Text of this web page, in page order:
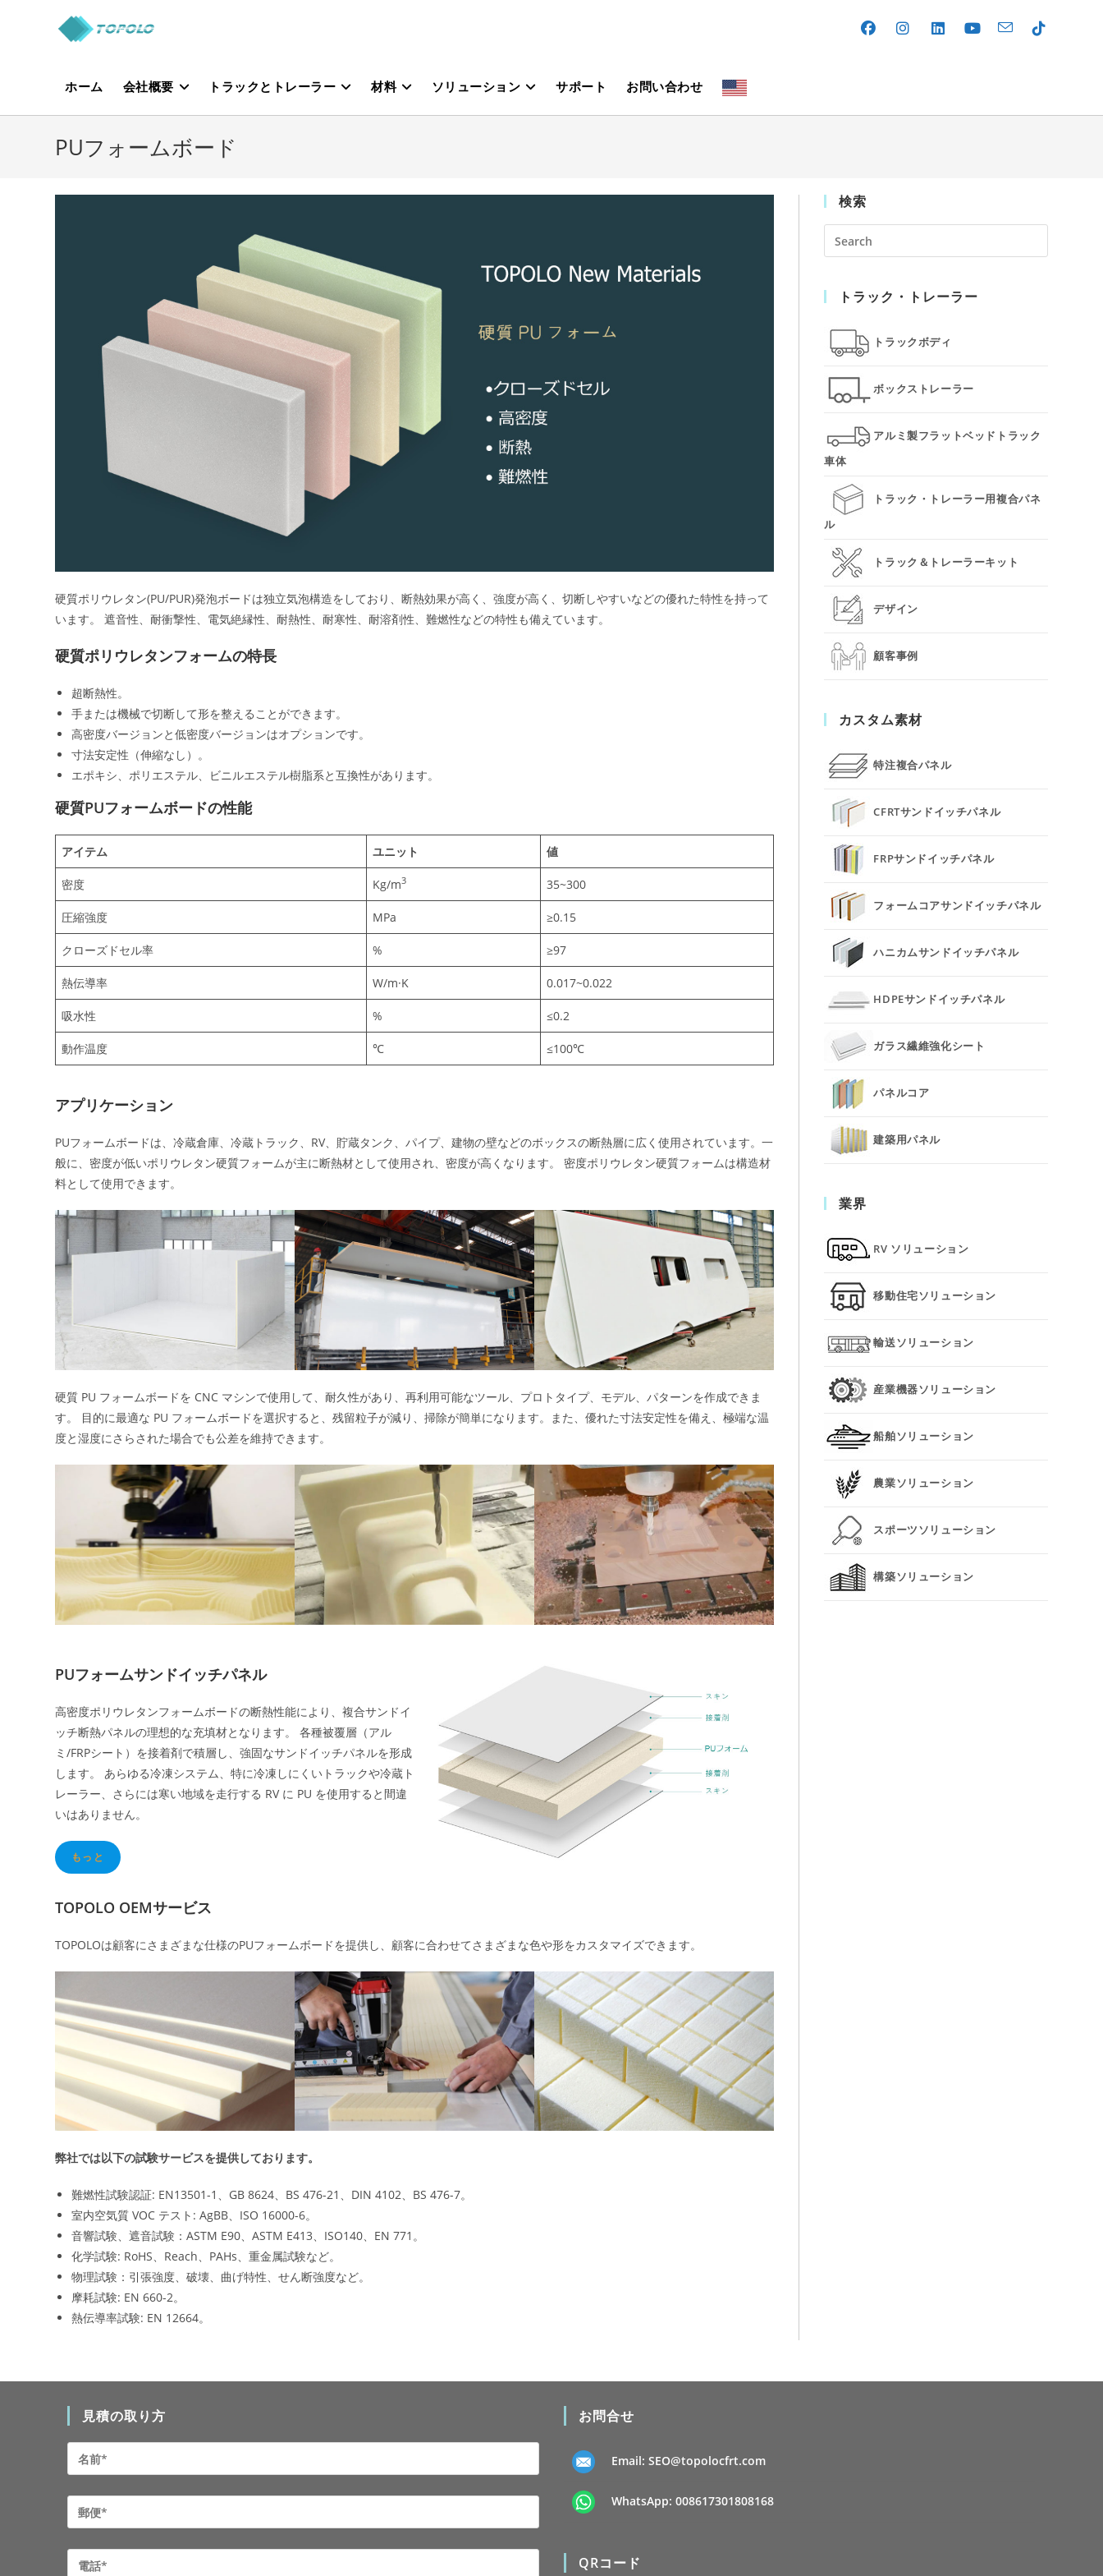
ホーム 会社概要 トラックとトレーラー 材料 ソリューション サポート お問い合わせ
PUフォームボード
硬質ポリウレタン(PU/PUR)発泡ボードは独立気泡構造をしており、断熱効果が高く、強度が高く、切断しやすいなどの優れた特性を持って
います。 遮音性、耐衝撃性、電気絶縁性、耐熱性、耐寒性、耐溶剤性、難燃性などの特性も備えています。
硬質ポリウレタンフォームの特長
超断熱性。
手または機械で切断して形を整えることができます。
高密度バージョンと低密度バージョンはオプションです。
寸法安定性（伸縮なし）。
エポキシ、ポリエステル、ビニルエステル樹脂系と互換性があります。
硬質PUフォームボードの性能
アイテム ユニット 値
密度 Kg/m3 35~300
圧縮強度 MPa ≥0.15
クローズドセル率 % ≥97
熱伝導率 W/m·K 0.017~0.022
吸水性 % ≤0.2
動作温度 ℃ ≤100℃
アプリケーション
PUフォームボードは、冷蔵倉庫、冷蔵トラック、RV、貯蔵タンク、パイプ、建物の壁などのボックスの断熱層に広く使用されています。一
般に、密度が低いポリウレタン硬質フォームが主に断熱材として使用され、密度が高くなります。 密度ポリウレタン硬質フォームは構造材
料として使用できます。
硬質 PU フォームボードを CNC マシンで使用して、耐久性があり、再利用可能なツール、プロトタイプ、モデル、パターンを作成できま
す。 目的に最適な PU フォームボードを選択すると、残留粒子が減り、掃除が簡単になります。また、優れた寸法安定性を備え、極端な温
度と湿度にさらされた場合でも公差を維持できます。
PUフォームサンドイッチパネル
高密度ポリウレタンフォームボードの断熱性能により、複合サンドイ
ッチ断熱パネルの理想的な充填材となります。 各種被覆層（アル
ミ/FRPシート）を接着剤で積層し、強固なサンドイッチパネルを形成
します。 あらゆる冷凍システム、特に冷凍しにくいトラックや冷蔵ト
レーラー、さらには寒い地域を走行する RV に PU を使用すると間違
いはありません。
もっと
TOPOLO OEMサービス
TOPOLOは顧客にさまざまな仕様のPUフォームボードを提供し、顧客に合わせてさまざまな色や形をカスタマイズできます。
弊社では以下の試験サービスを提供しております。
難燃性試験認証: EN13501-1、GB 8624、BS 476-21、DIN 4102、BS 476-7。
室内空気質 VOC テスト: AgBB、ISO 16000-6。
音響試験、遮音試験：ASTM E90、ASTM E413、ISO140、EN 771。
化学試験: RoHS、Reach、PAHs、重金属試験など。
物理試験：引張強度、破壊、曲げ特性、せん断強度など。
摩耗試験: EN 660-2。
熱伝導率試験: EN 12664。
検索
Escape
トラック・トレーラー
トラックボディ
ボックストレーラー
アルミ製フラットベッドトラック
車体
トラック・トレーラー用複合パネ
ル
トラック＆トレーラーキット
デザイン
顧客事例
カスタム素材
特注複合パネル
CFRTサンドイッチパネル
FRPサンドイッチパネル
フォームコアサンドイッチパネル
ハニカムサンドイッチパネル
HDPEサンドイッチパネル
ガラス繊維強化シート
パネルコア
建築用パネル
業界
RV ソリューション
移動住宅ソリューション
輸送ソリューション
産業機器ソリューション
船舶ソリューション
農業ソリューション
スポーツソリューション
構築ソリューション
見積の取り方 お問合せ
Email: SEO@topolocfrt.com
WhatsApp: 008617301808168
QRコード